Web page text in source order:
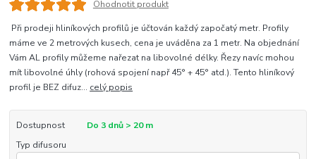
Ohodnotit produkt
Při prodeji hliníkových profilů je účtován každý započatý metr. Profily
máme ve 2 metrových kusech, cena je uváděna za 1 metr. Na objednání
Vám AL profily můžeme nařezat na libovolné délky. Řezy navíc mohou
mít libovolné úhly (rohová spojení např 45° + 45° atd.). Tento hliníkový
profil je BEZ difuz... celý popis
Dostupnost
Do 3 dnů > 20 m
Typ difusoru